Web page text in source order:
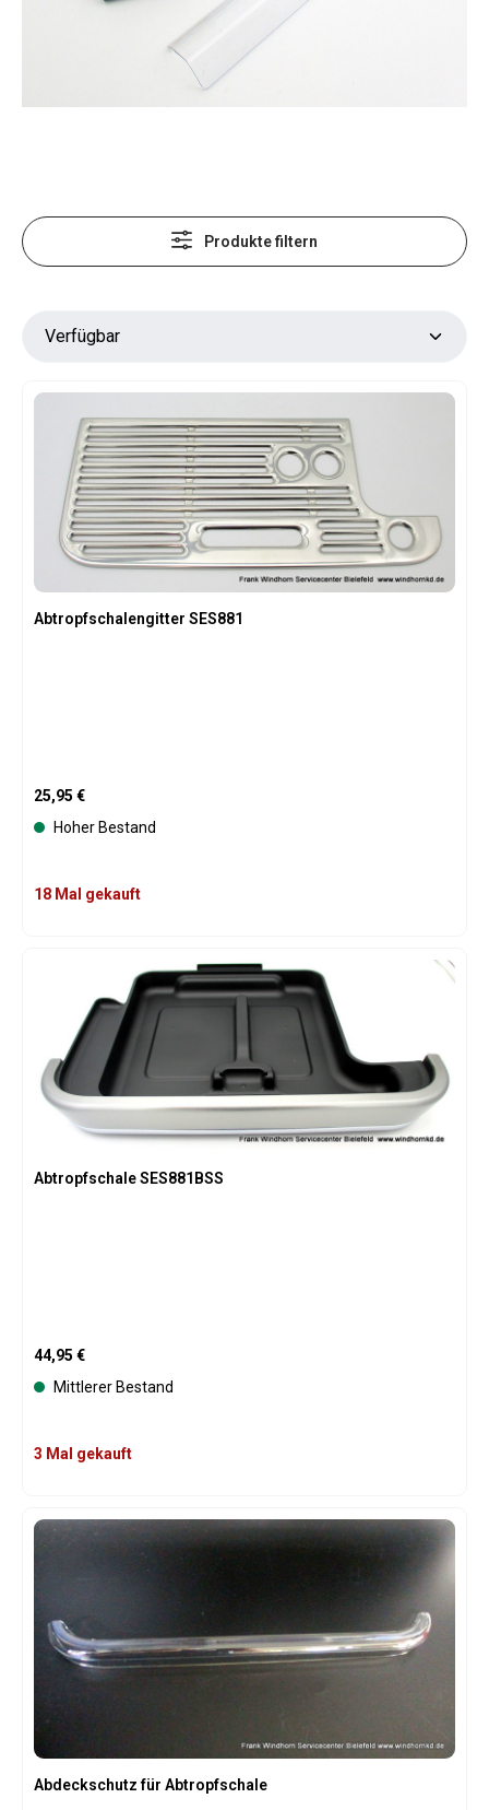
Produkte filtern
Abtropfschalengitter SES881
Regulärer Preis:
25,95 €
Hoher Bestand
18 Mal gekauft
Abtropfschale SES881BSS
Regulärer Preis:
44,95 €
Mittlerer Bestand
3 Mal gekauft
Abdeckschutz für Abtropfschale